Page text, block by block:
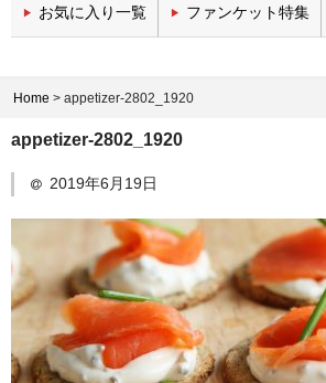
エンタメチャンネル
政治・経済チャンネル
医療関係チャンネル
教育・セミナーチャン
文化・伝統チャンネル
お気に入り一覧 ファンケット特集
Home > appetizer-2802_1920
appetizer-2802_1920
2019年6月19日